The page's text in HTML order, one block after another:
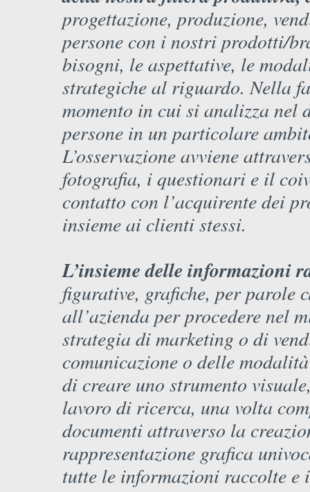
progettazione, produzione,
persone con i nostri prodotti/
bisogni, le aspettative, le
strategiche al riguardo. Nella
momento in cui si analizza nel
persone in un particolare
L’osservazione avviene
fotografia, i questionari e il
contatto con l’acquirente dei
insieme ai clienti stessi.
L’insieme delle informazioni
figurative, grafiche, per parole
all’azienda per procedere nel
strategia di marketing o di
comunicazione o delle
di creare uno strumento
lavoro di ricerca, una volta
documenti attraverso la
rappresentazione grafica
tutte le informazioni raccolte e